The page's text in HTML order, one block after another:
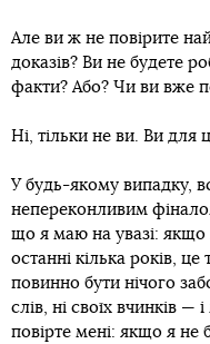
Але ви ж не повірите
доказів? Ви не будете
факти? Або? Чи ви вже
Ні, тільки не ви. Ви для
У будь-якому випадку,
непереконливим
що я маю на увазі: якщо
останні кілька років,
повинно бути нічого
слів, ні своїх вчинків —
повірте мені: якщо я не